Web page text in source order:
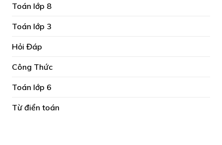
Toán lớp 8
Toán lớp 3
Hỏi Đáp
Công Thức
Toán lớp 6
Từ điển toán